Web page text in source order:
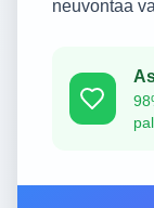
neuvontaa